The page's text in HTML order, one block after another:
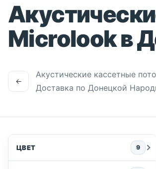
Microlook в
←
Акустические кассетные
Доставка по Донецкой
ЦВЕТ 9